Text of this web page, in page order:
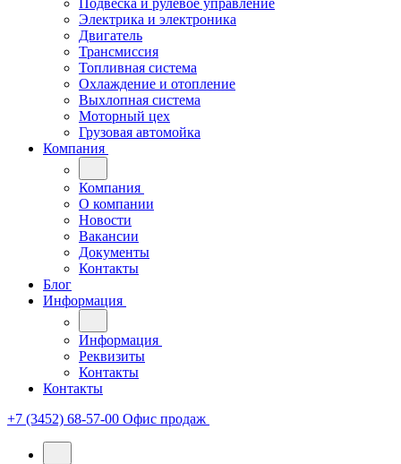
Подвеска и рулевое управление
Электрика и электроника
Двигатель
Трансмиссия
Топливная система
Охлаждение и отопление
Выхлопная система
Моторный цех
Грузовая автомойка
Компания
Компания
О компании
Новости
Вакансии
Документы
Контакты
Блог
Информация
Информация
Реквизиты
Контакты
Контакты
+7 (3452) 68-57-00 Офис продаж